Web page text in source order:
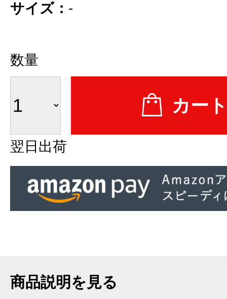
サイズ： -
数量
翌日出荷
商品説明を見る